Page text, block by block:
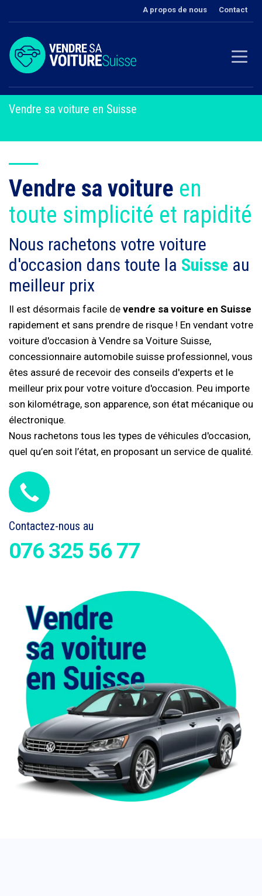
A propos de nous Contact
Vendre sa voiture en Suisse
Vendre sa voiture en
toute simplicité et rapidité
Nous rachetons votre voiture
d'occasion dans toute la Suisse au
meilleur prix
Il est désormais facile de vendre sa voiture en Suisse
rapidement et sans prendre de risque ! En vendant votre
voiture d'occasion à Vendre sa Voiture Suisse,
concessionnaire automobile suisse professionnel, vous
êtes assuré de recevoir des conseils d'experts et le
meilleur prix pour votre voiture d'occasion. Peu importe
son kilométrage, son apparence, son état mécanique ou
électronique.
Nous rachetons tous les types de véhicules d'occasion,
quel qu’en soit l’état, en proposant un service de qualité.
Contactez-nous au
076 325 56 77